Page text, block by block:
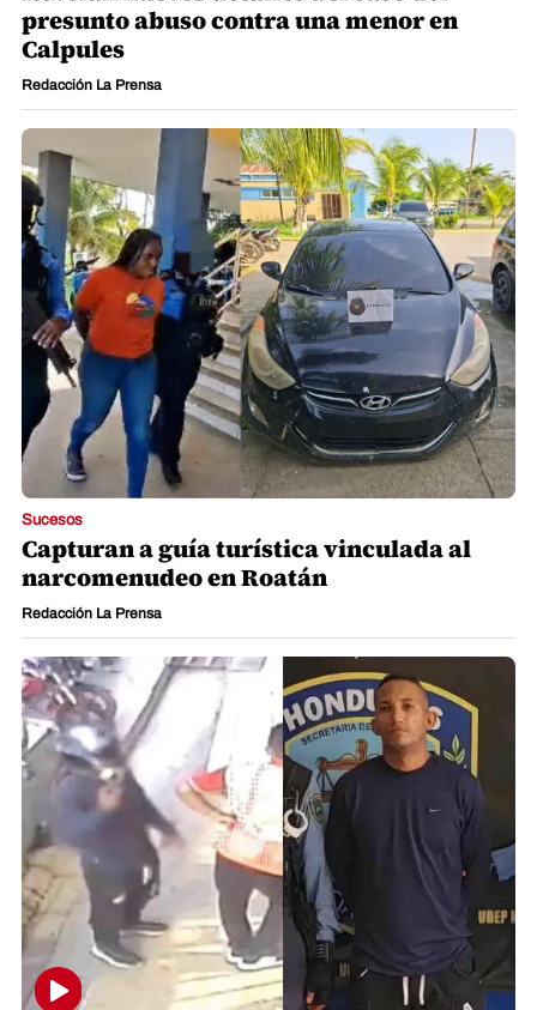
presunto abuso contra una menor en
Calpules
Redacción La Prensa
Sucesos
Capturan a guía turística vinculada al
narcomenudeo en Roatán
Redacción La Prensa